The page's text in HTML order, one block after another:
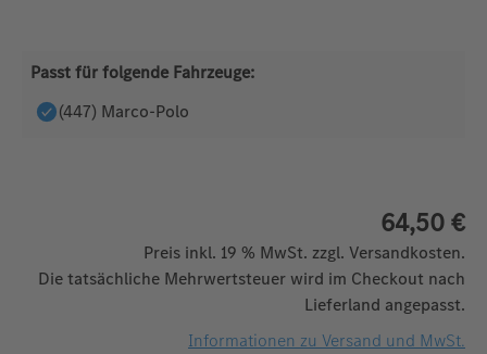
Passt für folgende Fahrzeuge:
(447) Marco-Polo
64,50 €
Preis inkl. 19 % MwSt. zzgl. Versandkosten.
Die tatsächliche Mehrwertsteuer wird im Checkout nach
Lieferland angepasst.
Informationen zu Versand und MwSt.